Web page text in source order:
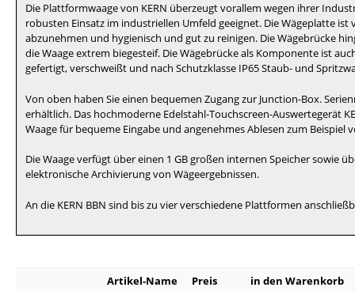
Die Plattformwaage von KERN überzeugt vorallem wegen ihrer
robusten Einsatz im industriellen Umfeld geeignet. Die Wägeplatte
abzunehmen und hygienisch und gut zu reinigen. Die Wägebrücke
die Waage extrem biegesteif. Die Wägebrücke als Komponente ist
gefertigt, verschweißt und nach Schutzklasse IP65 Staub- und
Von oben haben Sie einen bequemen Zugang zur Junction-Box.
erhältlich. Das hochmoderne Edelstahl-Touchscreen-Auswertegerät
Waage für bequeme Eingabe und angenehmes Ablesen zum
Die Waage verfügt über einen 1 GB großen internen Speicher sowie
elektronische Archivierung von Wägeergebnissen.
An die KERN BBN sind bis zu vier verschiedene Plattformen
Artikel-Name Preis
in den Warenkorb